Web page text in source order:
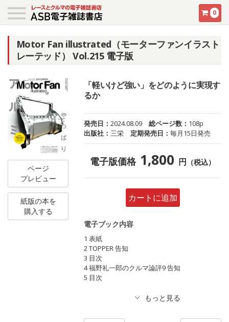
0
Motor Fan illustrated（モーターファンイラスト
レーテッド） Vol.215 電子版
ページ
プレビュー
紙版の本を
購入する
「軽いけど強い」をどのように実現す
るか
発売日：2024.08.09 総ページ数： 108p
出版社：三栄 定期発売日：毎月15日発売
電子版価格 1,800 円 （税込）
カートに追加
電子ブック内容
1 表紙
2 TOPPER 告知
3 目次
4 福野礼一郎のクルマ論評9 告知
5 目次